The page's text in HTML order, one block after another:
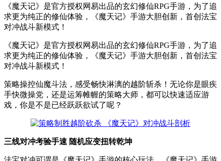
《魔天记》是官方授权网易出品的玄幻修仙RPG手游，为了追
求更为纯正的修仙体验，《魔天记》手游大胆创新，首创法宝
对冲战斗新模式！
《魔天记》是官方授权网易出品的玄幻修仙RPG手游，为了追
求更为纯正的修仙体验，《魔天记》手游大胆创新，首创法宝
对冲战斗新模式！
策略操控仙魔斗法，感受畅快淋漓的越阶斩杀！无论你是眼疾
手快微操党，还是运筹帷幄的策略大师，都可以快速适应游
戏，你是不是已经跃跃欲试了呢？
三线对冲考验手速 随机应变扭转乾坤